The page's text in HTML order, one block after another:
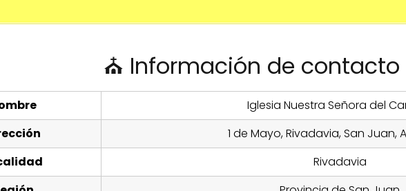
⛪ Información de contacto
Iglesia Nuestra Señora del
1 de Mayo, Rivadavia, San Juan,
Rivadavia